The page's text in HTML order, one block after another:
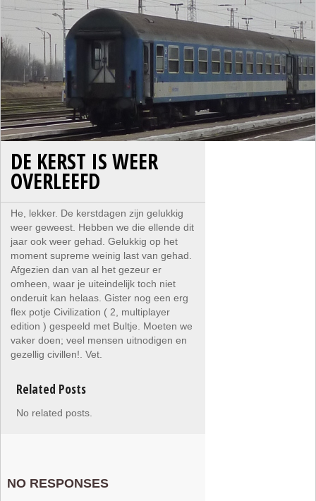
DE KERST IS WEER
OVERLEEFD
He, lekker. De kerstdagen zijn gelukkig
weer geweest. Hebben we die ellende dit
jaar ook weer gehad. Gelukkig op het
moment supreme weinig last van gehad.
Afgezien dan van al het gezeur er
omheen, waar je uiteindelijk toch niet
onderuit kan helaas. Gister nog een erg
flex potje Civilization ( 2, multiplayer
edition ) gespeeld met Bultje. Moeten we
vaker doen; veel mensen uitnodigen en
gezellig civillen!. Vet.
Related Posts
No related posts.
NO RESPONSES